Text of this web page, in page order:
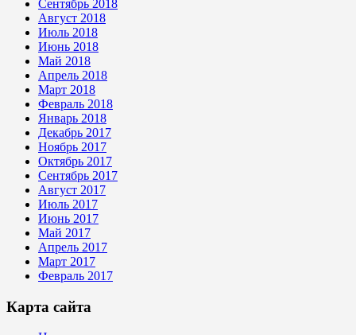
Сентябрь 2018
Август 2018
Июль 2018
Июнь 2018
Май 2018
Апрель 2018
Март 2018
Февраль 2018
Январь 2018
Декабрь 2017
Ноябрь 2017
Октябрь 2017
Сентябрь 2017
Август 2017
Июль 2017
Июнь 2017
Май 2017
Апрель 2017
Март 2017
Февраль 2017
Карта сайта